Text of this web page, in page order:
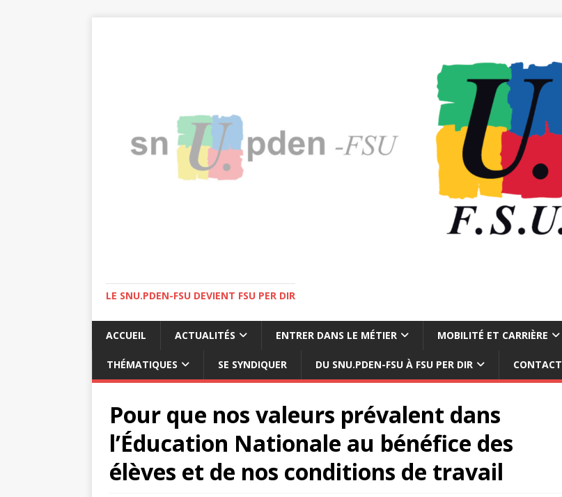
LE SNU.PDEN-FSU DEVIENT FSU PER DIR
ACCUEIL ACTUALITÉS ENTRER DANS LE MÉTIER MOBILITÉ ET CARRIÈRE
THÉMATIQUES SE SYNDIQUER DU SNU.PDEN-FSU À FSU PER DIR CONTACT
Pour que nos valeurs prévalent dans
l’Éducation Nationale au bénéfice des
élèves et de nos conditions de travail